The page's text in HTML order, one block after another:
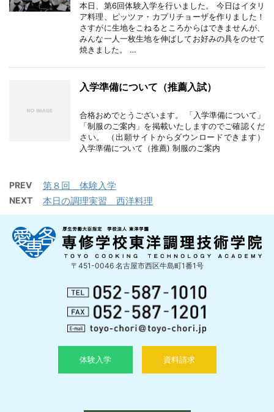
本日、第6回体験入学を行いました。 今日はイタリ
ア料理、ピッツァ・カプリチョーザを作りました！
さすがに生地をこねるところからはできませんが、
みんな一人一枚生地を伸ばしてお好みの具をのせて
焼きました。 …
入学準備について（推薦入試）
合格おめでとうございます。 「入学準備について」
「制服のご案内」を掲載いたしますのでご確認くだ
さい。 （出願サイトからダウンロードできます）
入学準備について（推薦) 制服のご案内
PREV 第８回 体験入学
NEXT 本日の調理実習 西洋料理
〒451-0046 名古屋市西区牛島町1番1号
体験入学 資料請求